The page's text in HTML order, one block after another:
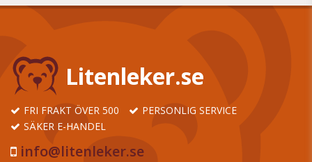
Litenleker.se
FRI FRAKT ÖVER 500
PERSONLIG SERVICE
SÄKER E-HANDEL
info@litenleker.se